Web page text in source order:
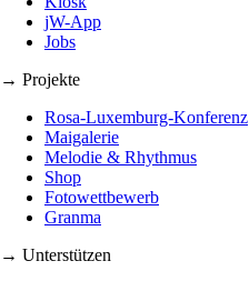
jW-App
Jobs
→ Projekte
Rosa-Luxemburg-Konferenz
Maigalerie
Melodie & Rhythmus
Shop
Fotowettbewerb
Granma
→ Unterstützen